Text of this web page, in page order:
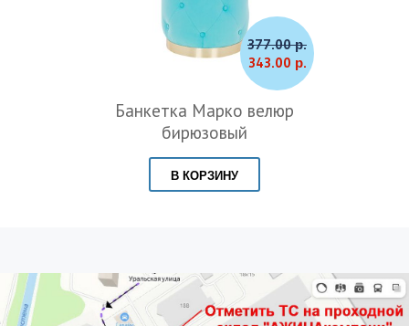
377.00 р.
343.00 р.
Банкетка Марко велюр
бирюзовый
В КОРЗИНУ